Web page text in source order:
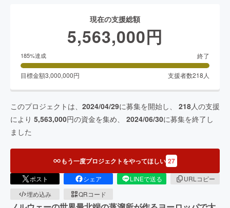
現在の支援総額
5,563,000円
185%達成 終了
目標金額3,000,000円 支援者数218 人
このプロジェクトは、 2024/04/29に募集を開始し、 218人の支援
により 5,563,000円の資金を集め、 2024/06/30に募集を終了し
ました
もう一度プロジェクトをやってほしい 27
ポスト シェア LINEで送る
URLコピー
埋め込み
QRコード